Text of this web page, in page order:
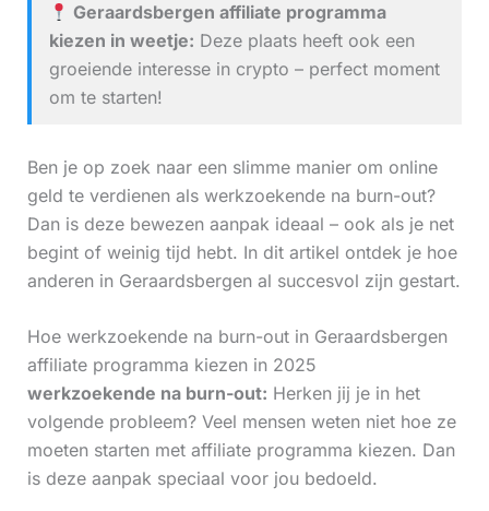
Geraardsbergen affiliate programma
kiezen in weetje: Deze plaats heeft ook een
groeiende interesse in crypto – perfect moment
om te starten!
Ben je op zoek naar een slimme manier om online
geld te verdienen als werkzoekende na burn-out?
Dan is deze bewezen aanpak ideaal – ook als je net
begint of weinig tijd hebt. In dit artikel ontdek je hoe
anderen in Geraardsbergen al succesvol zijn gestart.
Hoe werkzoekende na burn-out in Geraardsbergen
affiliate programma kiezen in 2025
werkzoekende na burn-out: Herken jij je in het
volgende probleem? Veel mensen weten niet hoe ze
moeten starten met affiliate programma kiezen. Dan
is deze aanpak speciaal voor jou bedoeld.